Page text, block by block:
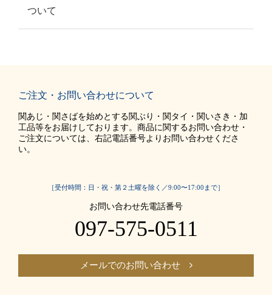
ついて
ご注文・お問い合わせについて
関あじ・関さばを始めとする関ぶり・関タイ・関いさき・加
工品等をお届けしております。商品に関するお問い合わせ・
ご注文については、右記電話番号よりお問い合わせくださ
い。
［受付時間：日・祝・第２土曜を除く／9:00〜17:00まで］
お問い合わせ先電話番号
097-575-0511
メールでのお問い合わせ